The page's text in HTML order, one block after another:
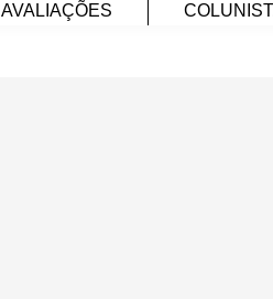
AVALIAÇÕES